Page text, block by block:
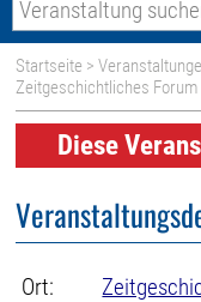
Startseite >
Zeitgeschichtliches Forum
Diese
Ort: